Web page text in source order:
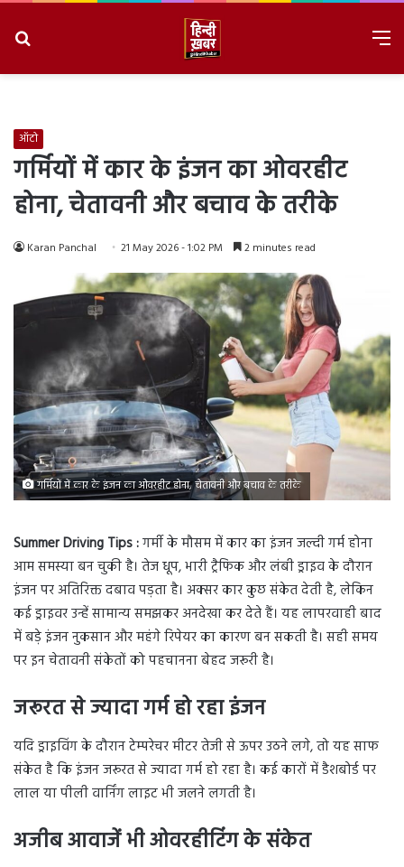
ऑटो
गर्मियों में कार के इंजन का ओवरहीट
होना, चेतावनी और बचाव के तरीके
Karan Panchal 21 May 2026 - 1:02 PM 2 minutes read
गर्मियों में कार के इंजन का ओवरहीट होना, चेतावनी और बचाव के तरीके
Summer Driving Tips :गर्मी के मौसम में कार का इंजन जल्दी गर्म होना
आम समस्या बन चुकी है। तेज धूप, भारी ट्रैफिक और लंबी ड्राइव के दौरान
इंजन पर अतिरिक्त दबाव पड़ता है। अक्सर कार कुछ संकेत देती है, लेकिन
कई ड्राइवर उन्हें सामान्य समझकर अनदेखा कर देते हैं। यह लापरवाही बाद
में बड़े इंजन नुकसान और महंगे रिपेयर का कारण बन सकती है। सही समय
पर इन चेतावनी संकेतों को पहचानना बेहद जरूरी है।
जरूरत से ज्यादा गर्म हो रहा इंजन
यदि ड्राइविंग के दौरान टेम्परेचर मीटर तेजी से ऊपर उठने लगे, तो यह साफ
संकेत है कि इंजन जरूरत से ज्यादा गर्म हो रहा है। कई कारों में डैशबोर्ड पर
लाल या पीली वार्निंग लाइट भी जलने लगती है।
अजीब आवाजें भी ओवरहीटिंग के संकेत